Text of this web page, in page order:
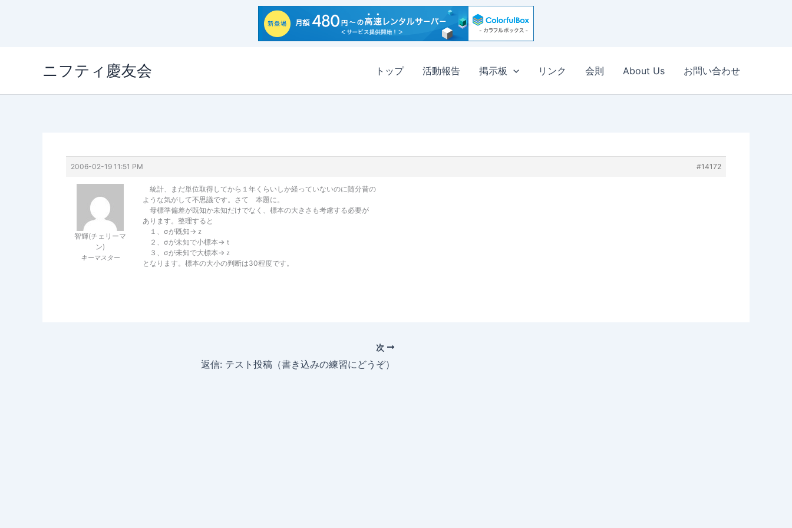
ニフティ慶友会 トップ 活動報告 掲示板 リンク 会則 About Us お問い合わせ
2006-02-19 11:51 PM #14172
智輝(チェリーマ
ン)
キーマスター
統計、まだ単位取得してから１年くらいしか経っていないのに随分昔の
ような気がして不思議です。さて 本題に。
母標準偏差が既知か未知だけでなく、標本の大きさも考慮する必要が
あります。整理すると
１、σが既知→ｚ
２、σが未知で小標本→ｔ
３、σが未知で大標本→ｚ
となります。標本の大小の判断は30程度です。
次
返信: テスト投稿（書き込みの練習にどうぞ）